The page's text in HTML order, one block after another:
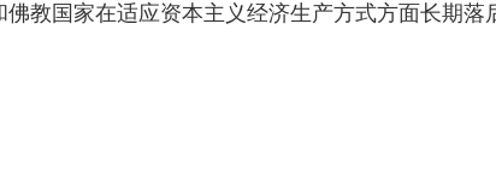
教国家在适应资本主义经济生产方式方面长期